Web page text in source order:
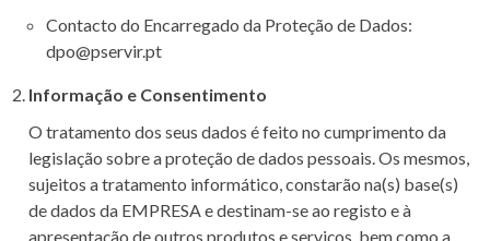
Contacto do Encarregado da Proteção de Dados:
dpo@pservir.pt
Informação e Consentimento
O tratamento dos seus dados é feito no cumprimento da
legislação sobre a proteção de dados pessoais. Os mesmos,
sujeitos a tratamento informático, constarão na(s) base(s)
de dados da EMPRESA e destinam-se ao registo e à
apresentação de outros produtos e serviços, bem como a